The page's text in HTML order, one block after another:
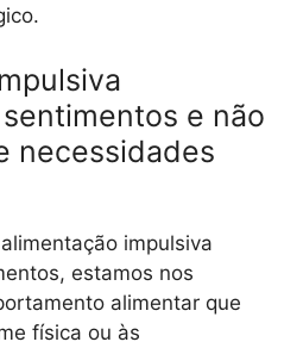
e não
necessidades
impulsiva
estamos nos
alimentar que
física ou às